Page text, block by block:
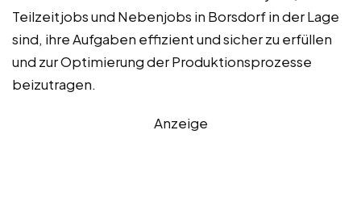
Teilzeitjobs und Nebenjobs in Borsdorf in der Lage
sind, ihre Aufgaben effizient und sicher zu erfüllen
und zur Optimierung der Produktionsprozesse
beizutragen.
Anzeige